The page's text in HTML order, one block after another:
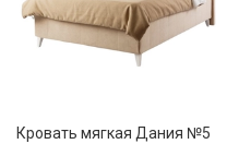
Кровать мягкая Дания №5